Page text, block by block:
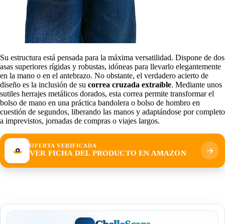
Su estructura está pensada para la máxima versatilidad. Dispone de dos
asas superiores rígidas y robustas, idóneas para llevarlo elegantemente
en la mano o en el antebrazo. No obstante, el verdadero acierto de
diseño es la inclusión de su correa cruzada extraíble. Mediante unos
sutiles herrajes metálicos dorados, esta correa permite transformar el
bolso de mano en una práctica bandolera o bolso de hombro en
cuestión de segundos, liberando las manos y adaptándose por completo
a imprevistos, jornadas de compras o viajes largos.
OFERTA VERIFICADA
VER FICHA DEL PRODUCTO EN AMAZON